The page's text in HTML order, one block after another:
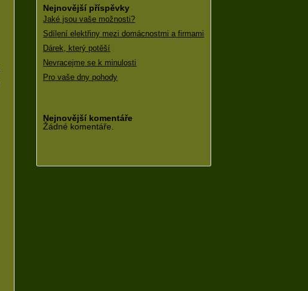
Nejnovější příspěvky
Jaké jsou vaše možnosti?
Sdílení elektřiny mezi domácnostmi a firmami
Dárek, který potěší
Nevracejme se k minulosti
Pro vaše dny pohody
Nejnovější komentáře
Žádné komentáře.